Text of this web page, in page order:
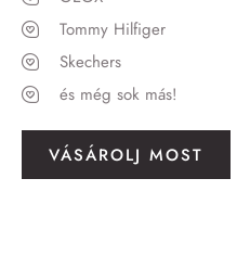
Tommy Hilfiger
Skechers
és még sok más!
VÁSÁROLJ MOST